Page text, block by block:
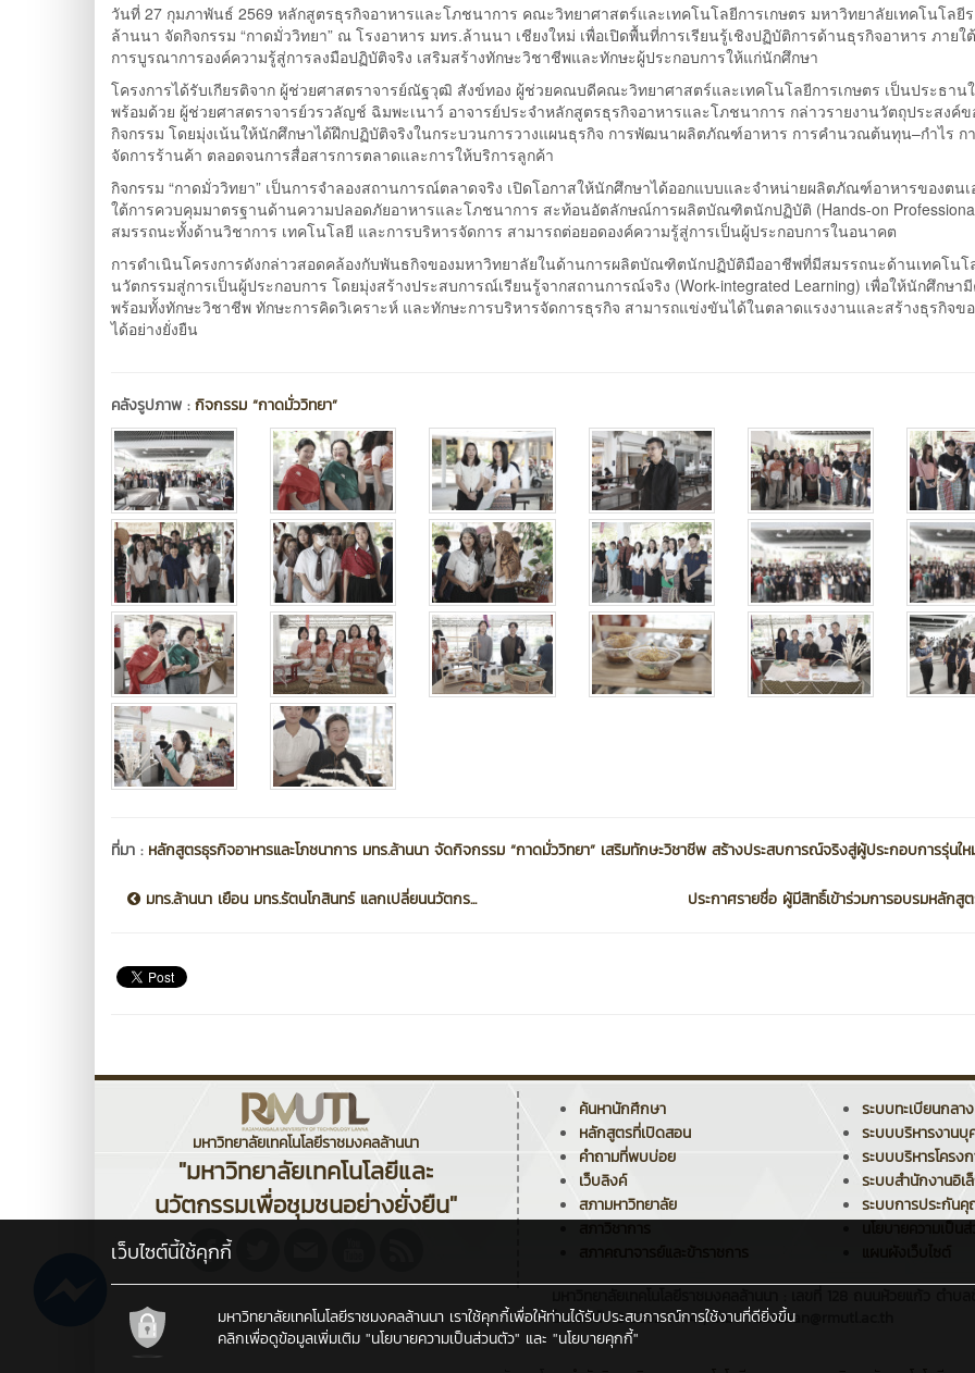
วันที่ 27 กุมภาพันธ์ 2569 หลักสูตรธุรกิจอาหารและโภชนาการ คณะวิทยาศาสตร์และเทคโนโลยีการเกษตร มหาวิทยาลัยเทคโนโลยี
ล้านนา จัดกิจกรรม “กาดมั่ววิทยา” ณ โรงอาหาร มทร.ล้านนา เชียงใหม่ เพื่อเปิดพื้นที่การเรียนรู้เชิงปฏิบัติการด้านธุรกิจอาหาร ภาย
การบูรณาการองค์ความรู้สู่การลงมือปฏิบัติจริง เสริมสร้างทักษะวิชาชีพและทักษะผู้ประกอบการให้แก่นักศึกษา
โครงการได้รับเกียรติจาก ผู้ช่วยศาสตราจารย์ณัฐวุฒิ สังข์ทอง ผู้ช่วยคณบดีคณะวิทยาศาสตร์และเทคโนโลยีการเกษตร เป็นประธาน
พร้อมด้วย ผู้ช่วยศาสตราจารย์วรวลัญช์ ฉิมพะเนาว์ อาจารย์ประจำหลักสูตรธุรกิจอาหารและโภชนาการ กล่าวรายงานวัตถุประสงค์ข
กิจกรรม โดยมุ่งเน้นให้นักศึกษาได้ฝึกปฏิบัติจริงในกระบวนการวางแผนธุรกิจ การพัฒนาผลิตภัณฑ์อาหาร การคำนวณต้นทุน–กำไร ก
จัดการร้านค้า ตลอดจนการสื่อสารการตลาดและการให้บริการลูกค้า
กิจกรรม “กาดมั่ววิทยา” เป็นการจำลองสถานการณ์ตลาดจริง เปิดโอกาสให้นักศึกษาได้ออกแบบและจำหน่ายผลิตภัณฑ์อาหารของตนเ
ใต้การควบคุมมาตรฐานด้านความปลอดภัยอาหารและโภชนาการ สะท้อนอัตลักษณ์การผลิตบัณฑิตนักปฏิบัติ (Hands-on
สมรรถนะทั้งด้านวิชาการ เทคโนโลยี และการบริหารจัดการ สามารถต่อยอดองค์ความรู้สู่การเป็นผู้ประกอบการในอนาคต
การดำเนินโครงการดังกล่าวสอดคล้องกับพันธกิจของมหาวิทยาลัยในด้านการผลิตบัณฑิตนักปฏิบัติมืออาชีพที่มีสมรรถนะด้านเทคโนโ
นวัตกรรมสู่การเป็นผู้ประกอบการ โดยมุ่งสร้างประสบการณ์เรียนรู้จากสถานการณ์จริง (Work-integrated Learning) เพื่อให้นักศึกษา
พร้อมทั้งทักษะวิชาชีพ ทักษะการคิดวิเคราะห์ และทักษะการบริหารจัดการธุรกิจ สามารถแข่งขันได้ในตลาดแรงงานและสร้างธุรกิจข
ได้อย่างยั่งยืน
คลังรูปภาพ :กิจกรรม “กาดมั่ววิทยา”
ที่มา : หลักสูตรธุรกิจอาหารและโภชนาการ มทร.ล้านนา จัดกิจกรรม “กาดมั่ววิทยา” เสริมทักษะวิชาชีพ สร้างประสบการณ์จริงสู่ผู้ประกอบการรุ่นให
มทร.ล้านนา เยือน มทร.รัตนโกสินทร์ แลกเปลี่ยนนวัตกร... ประกาศรายชื่อ ผู้มีสิทธิ์เข้าร่วมการอบรมหลักสู
มหาวิทยาลัยเทคโนโลยีราชมงคลล้านนา
"มหาวิทยาลัยเทคโนโลยีและ
นวัตกรรมเพื่อชุมชนอย่างยั่งยืน"
ค้นหานักศึกษา
หลักสูตรที่เปิดสอน
คำถามที่พบบ่อย
เว็บลิงค์
สภามหาวิทยาลัย
ระบบทะเบียนกลาง
ระบบบริหารงานบุ
ระบบบริหารโครง
ระบบสำนักงานอิเ
ระบบการประกัน
โทรศัพท์ : 0 5392 1444 , อีเมล : saraban@rmutl.ac.th
เว็บไซต์นี้ใช้คุกกี้
มหาวิทยาลัยเทคโนโลยีราชมงคลล้านนา เราใช้คุกกี้เพื่อให้ท่านได้รับประสบการณ์การใช้งานที่ดียิ่งขึ้น
คลิกเพื่อดูข้อมูลเพิ่มเติม "นโยบายความเป็นส่วนตัว" และ "นโยบายคุกกี้"